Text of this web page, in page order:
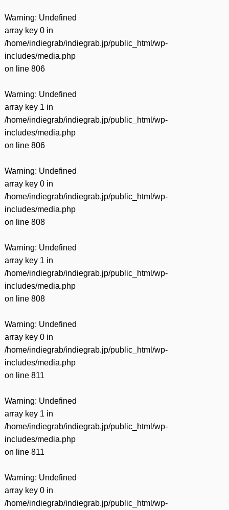
Warning: Undefined
array key 0 in
/home/indiegrab/indiegrab.jp/public_html/wp-
includes/media.php
on line 806
Warning: Undefined
array key 1 in
/home/indiegrab/indiegrab.jp/public_html/wp-
includes/media.php
on line 806
Warning: Undefined
array key 0 in
/home/indiegrab/indiegrab.jp/public_html/wp-
includes/media.php
on line 808
Warning: Undefined
array key 1 in
/home/indiegrab/indiegrab.jp/public_html/wp-
includes/media.php
on line 808
Warning: Undefined
array key 0 in
/home/indiegrab/indiegrab.jp/public_html/wp-
includes/media.php
on line 811
Warning: Undefined
array key 1 in
/home/indiegrab/indiegrab.jp/public_html/wp-
includes/media.php
on line 811
Warning: Undefined
array key 0 in
/home/indiegrab/indiegrab.jp/public_html/wp-